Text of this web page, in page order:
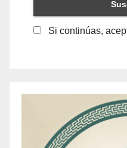
Si continúas,